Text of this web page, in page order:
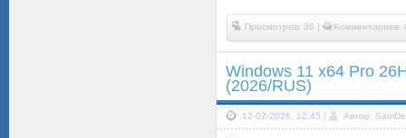
Просмотров: 36 | Комментариев:
Windows 11 x64 Pro
(2026/RUS)
12-02-2026, 12:45 | Автор: